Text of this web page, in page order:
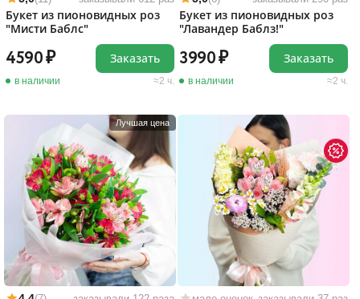
Букет из пионовидных роз
"Мисти Баблс"
4590
в наличии 2 ч.
Заказать
Букет из пионовидных роз
"Лавандер Баблз!"
3990
в наличии 2 ч.
Заказать
Лучшая цена